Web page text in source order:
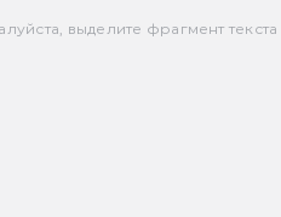
выделите фрагмент